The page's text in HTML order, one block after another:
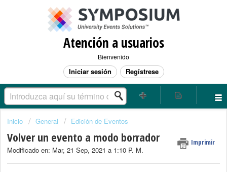
Atención a usuarios
Bienvenido
Iniciar sesión Regístrese
Inicio General Edición de Eventos
Volver un evento a modo borrador Imprimir
Modificado en: Mar, 21 Sep, 2021 a 1:10 P. M.